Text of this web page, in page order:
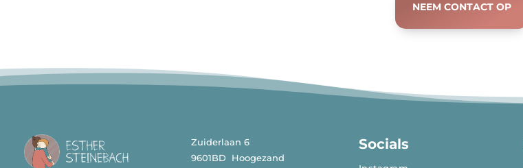
NEEM CONTACT OP
Zuiderlaan 6
9601BD Hoogezand
Socials